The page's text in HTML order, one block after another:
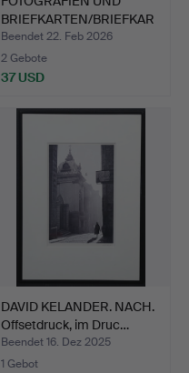
BRIEFKARTEN/BRIEFKAR
TEN, 2…
Beendet 22. Feb 2026
2 Gebote
37 USD
DAVID KELANDER. NACH.
Offsetdruck, im Druc…
Beendet 16. Dez 2025
1 Gebot